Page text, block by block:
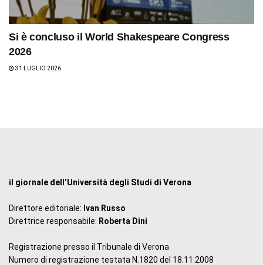
Si è concluso il World Shakespeare Congress
2026
31 LUGLIO 2026
il giornale dell’Università degli Studi di Verona
Direttore editoriale: Ivan Russo
Direttrice responsabile: Roberta Dini
Registrazione presso il Tribunale di Verona
Numero di registrazione testata N.1820 del 18.11.2008